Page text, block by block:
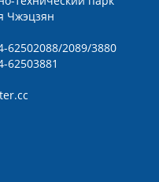
Чжэцзян
62502088/2089/3880
62503881